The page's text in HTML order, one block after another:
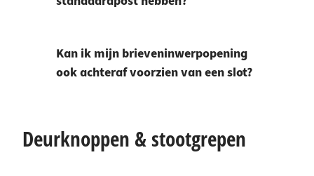
Kan ik mijn brieveninwerpopening
ook achteraf voorzien van een slot?
Deurknoppen & stootgrepen